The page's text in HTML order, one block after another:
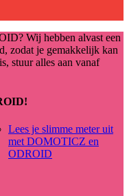
Wij hebben alvast een
zodat je gemakkelijk kan
stuur alles aan vanaf
Lees je slimme meter uit
met DOMOTICZ en
ODROID